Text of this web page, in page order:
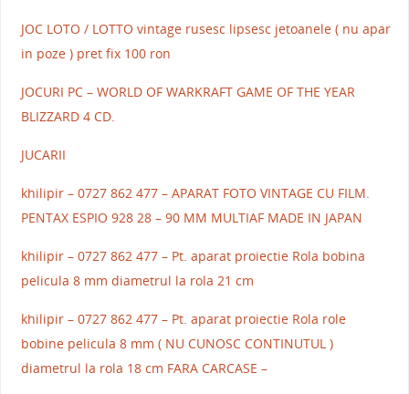
JOC LOTO / LOTTO vintage rusesc lipsesc jetoanele ( nu apar
in poze ) pret fix 100 ron
JOCURI PC – WORLD OF WARKRAFT GAME OF THE YEAR
BLIZZARD 4 CD.
JUCARII
khilipir – 0727 862 477 – APARAT FOTO VINTAGE CU FILM.
PENTAX ESPIO 928 28 – 90 MM MULTIAF MADE IN JAPAN
khilipir – 0727 862 477 – Pt. aparat proiectie Rola bobina
pelicula 8 mm diametrul la rola 21 cm
khilipir – 0727 862 477 – Pt. aparat proiectie Rola role
bobine pelicula 8 mm ( NU CUNOSC CONTINUTUL )
diametrul la rola 18 cm FARA CARCASE –